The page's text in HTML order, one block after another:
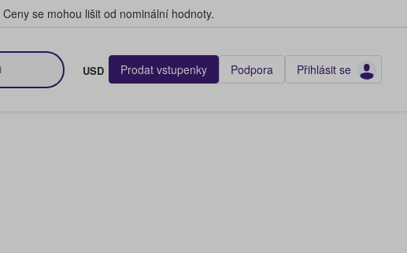
Ceny se mohou lišit od nominální hodnoty.
USD Prodat vstupenky Podpora Přihlásit se